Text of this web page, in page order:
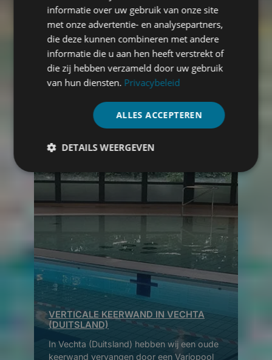
2-DELIGE KLAPWAND INSTALLATIE IN
AIX-EN-PROVENCE (FRANKRIJK)
In Aix-en-Provence hebben wij een
tweedelige klapwand voor een zwembad
mogelijk om het zwembad flexibel in
VERTICALE KEERWAND IN VECHTA
(DUITSLAND)
In Vechta (Duitsland) hebben wij een oude
keerwand vervangen door een Variopool
informatie over uw gebruik van onze site
met onze advertentie- en analysepartners,
die deze kunnen combineren met andere
informatie die u aan hen heeft verstrekt of
die zij hebben verzameld door uw gebruik
van hun diensten. Privacybeleid
ALLES ACCEPTEREN
DETAILS WEERGEVEN